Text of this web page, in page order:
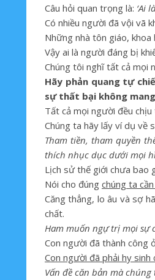
Câu hỏi quan trọng là: ‘Ai
Có nhiều người đã vội vã
Những nhà tôn giáo,
Vậy ai là người đáng bị
Chúng tôi nghĩ tất cả mọi
Hãy phản quang tự
sự thất bại không
Tất cả mọi người đều
Chúng ta hãy lấy ví dụ về
Tham tiền, tham quyền
thích nhục dục dưới mọi
Lịch sử thế giới chưa bao
Nói cho đúng chúng ta
Căng thẳng, lo âu và sợ
chất.
Ham muốn ngự trị mọi sự
Con người đã thành công
Con người đã phải hy
Vấn đề căn bản mà